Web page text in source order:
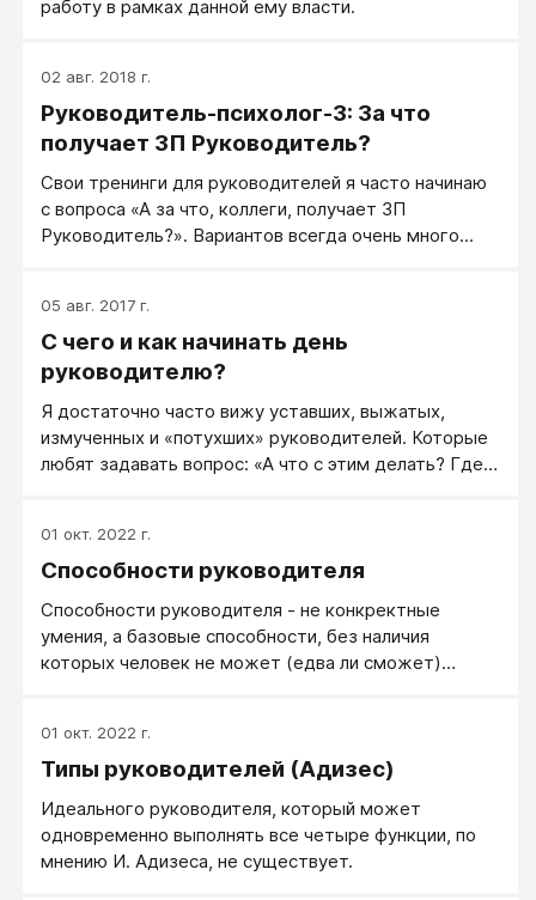
работу в рамках данной ему власти.
02 авг. 2018 г.
Руководитель-психолог-3: За что
получает ЗП Руководитель?
Свои тренинги для руководителей я часто начинаю
с вопроса «А за что, коллеги, получает ЗП
Руководитель?». Вариантов всегда очень много...
05 авг. 2017 г.
С чего и как начинать день
руководителю?
Я достаточно часто вижу уставших, выжатых,
измученных и «потухших» руководителей. Которые
любят задавать вопрос: «А что с этим делать? Где
отдохните 1 день. А после этого, с самого утра,
объявите себе «табу» (запрет) на измученный,
01 окт. 2022 г.
Способности руководителя
Способности руководителя - не конкректные
умения, а базовые способности, без наличия
которых человек не может (едва ли сможет)
вкладываться.
01 окт. 2022 г.
Типы руководителей (Адизес)
Идеального руководителя, который может
одновременно выполнять все четыре функции, по
мнению И. Адизеса, не существует.